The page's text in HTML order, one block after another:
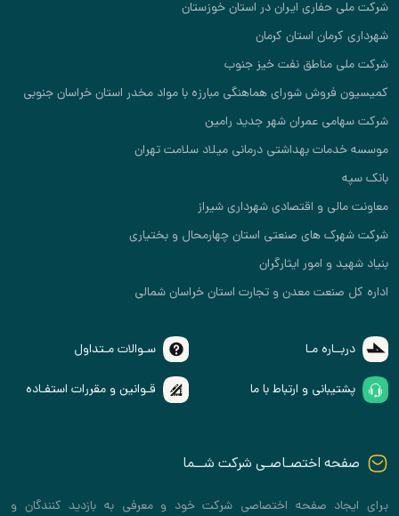
شرکت ملی حفاری ایران در استان خوزستان
شهرداری کرمان استان کرمان
شرکت ملی مناطق نفت خیز جنوب
کمیسیون فروش شورای هماهنگی مبارزه با مواد مخدر استان خراسان جنوبی
شرکت سهامی عمران شهر جدید رامین
موسسه خدمات بهداشتی درمانی میلاد سلامت تهران
بانک سپه
معاونت مالی و اقتصادی شهرداری شیراز
شرکت شهرک های صنعتی استان چهارمحال و بختیاری
بنیاد شهید و امور ایثارگران
اداره کل صنعت معدن و تجارت استان خراسان شمالی
دربــاره مـا سـوالات مـتداول
پشتیبانی و ارتباط با ما قـوانین و مقررات استفـاده
صفحه اختصـاصـی شرکت شــما
برای ایجاد صفحه اختصاصی شرکت خود و معرفی به بازدید کنندگان و